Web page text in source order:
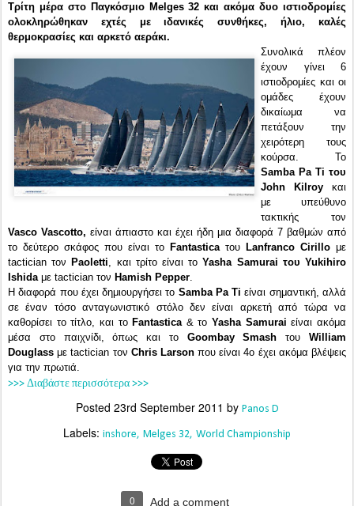
Τρίτη μέρα στο Παγκόσμιο Melges 32 και ακόμα δυο ιστιοδρομίες
ολοκληρώθηκαν εχτές με ιδανικές συνθήκες, ήλιο, καλές
θερμοκρασίες και αρκετό αεράκι.
Συνολικά πλέον
έχουν γίνει 6
ιστιοδρομίες και οι
ομάδες έχουν
δικαίωμα να
πετάξουν την
χειρότερη τους
κούρσα. Το
Samba Pa Ti του
John Kilroy και
με υπεύθυνο
τακτικής τον
Vasco Vascotto, είναι άπιαστο και έχει ήδη μια διαφορά 7 βαθμών από
το δεύτερο σκάφος που είναι το Fantasticaτου Lanfranco Cirillo με
tactician τον Paoletti, και τρίτοείναι τοYasha Samurai του Yukihiro
Ishidaμε tactician τον Hamish Pepper.
Η διαφορά που έχει δημιουργήσει το Samba Pa Tiείναι σημαντική, αλλά
σε έναν τόσο ανταγωνιστικό στόλο δεν είναι αρκετή από τώρα να
καθορίσει το τίτλο, και το Fantastica& το Yasha Samuraiείναι ακόμα
μέσα στο παιχνίδι, όπως και το Goombay Smash τουWilliam
Douglass με tactician τον Chris Larsonπου είναι 4ο έχει ακόμα βλέψεις
για την πρωτιά.
>>> Διαβάστε περισσότερα >>>
Posted 23rd September 2011 by Panos D
Labels: inshore Melges 32 World Championship
0 Add a comment